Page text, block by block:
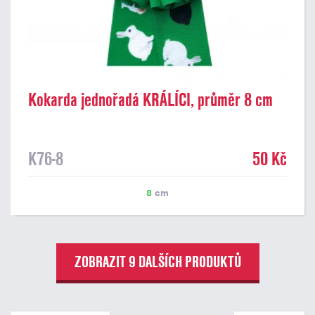
Kokarda jednořadá KRÁLÍCI, průměr 8 cm
K76-8 50 Kč
8 cm
ZOBRAZIT 9 DALŠÍCH PRODUKTŮ